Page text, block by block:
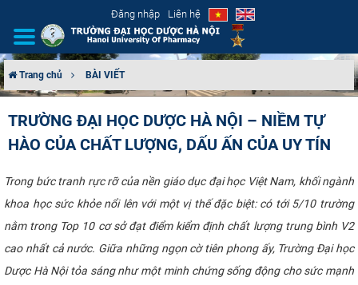
Đăng nhập Liên hệ
CƠ CẤU TỔ CHỨC
TUYỂN SINH
ĐÀO TẠO
ĐẢM BẢO CHẤT LƯỢNG
Trang chủ BÀI VIẾT
TRƯỜNG ĐẠI HỌC DƯỢC HÀ NỘI – NIỀM TỰ
HÀO CỦA CHẤT LƯỢNG, DẤU ẤN CỦA UY TÍN
Trong bức tranh rực rỡ của nền giáo dục đại học Việt Nam, khối ngành
khoa học sức khỏe nổi lên với một vị thế đặc biệt: có tới 5/10 trường
nằm trong Top 10 cơ sở đạt điểm kiểm định chất lượng trung bình V2
cao nhất cả nước. Giữa những ngọn cờ tiên phong ấy, Trường Đại học
Dược Hà Nội tỏa sáng như một minh chứng sống động cho sức mạnh